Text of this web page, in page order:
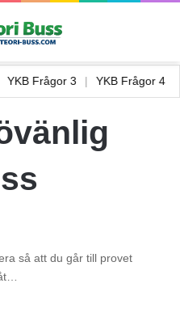
YKB Frågor 3 YKB Frågor 4
så att du går till provet